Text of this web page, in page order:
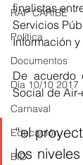
RAP CARIBE
Política
Documentos
Día 10/10 2017
Carnaval
Educación
BID
finalistas
Servicios
Información
De acuerdo
Social de
“el
los